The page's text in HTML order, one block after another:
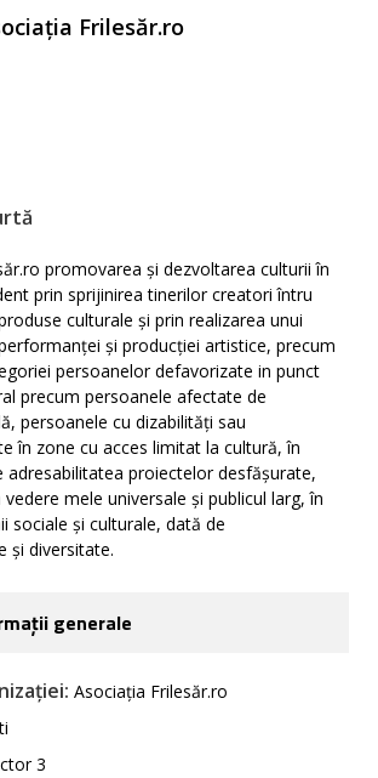
Frilesăr.ro
promovarea și dezvoltarea culturii în
prin sprijinirea tinerilor creatori întru
culturale și prin realizarea unui
și producției artistice, precum
persoanelor defavorizate in punct
precum persoanele afectate de
persoanele cu dizabilități sau
în zone cu acces limitat la cultură, în
adresabilitatea proiectelor desfășurate,
mele universale și publicul larg, în
sociale și culturale, dată de
și diversitate.
generale
Asociația Frilesăr.ro
3